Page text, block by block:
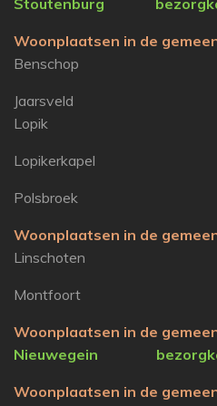
Stoutenburg
Woonplaatsen in de
Benschop
Jaarsveld
Lopik
Lopikerkapel
Polsbroek
Woonplaatsen in de
Linschoten
Montfoort
Woonplaatsen in de
Nieuwegein
Woonplaatsen in de